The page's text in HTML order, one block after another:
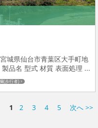
城県仙台市青葉区大手町地
品名 型式 材質 表面処理 ...
(歩行者)
1 2 3 4 5 次へ >>